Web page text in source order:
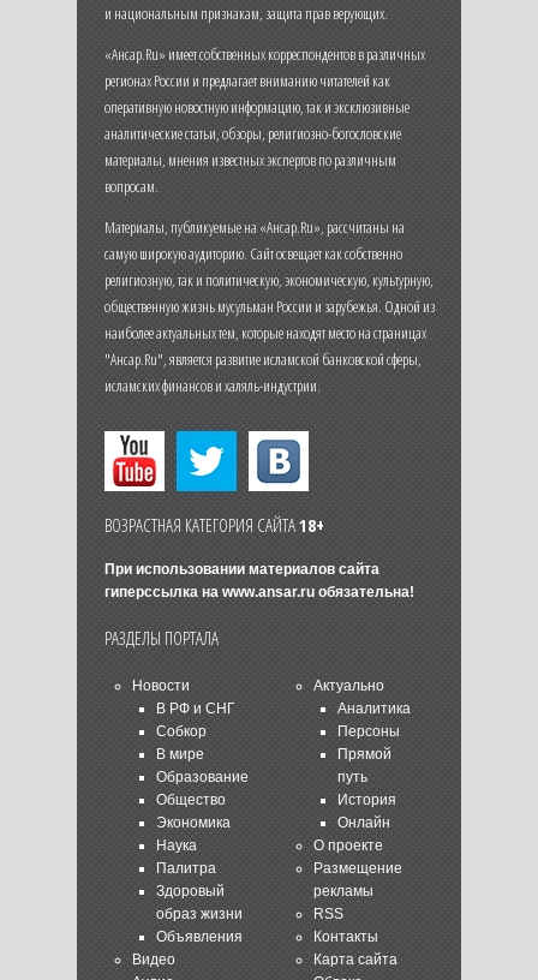
и национальным признакам, защита прав верующих.
«Ансар.Ru» имеет собственных корреспондентов в различных
регионах России и предлагает вниманию читателей как
оперативную новостную информацию, так и эксклюзивные
аналитические статьи, обзоры, религиозно-богословские
материалы, мнения известных экспертов по различным
вопросам.
Материалы, публикуемые на «Ансар.Ru», рассчитаны на
самую широкую аудиторию. Сайт освещает как собственно
религиозную, так и политическую, экономическую, культурную,
общественную жизнь мусульман России и зарубежья. Одной из
наиболее актуальных тем, которые находят место на страницах
"Ансар.Ru", является развитие исламской банковской сферы,
исламских финансов и халяль-индустрии.
ВОЗРАСТНАЯ КАТЕГОРИЯ САЙТА18+
При использовании материалов сайта
гиперссылка на www.ansar.ruобязательна!
РАЗДЕЛЫ ПОРТАЛА
Новости
В РФ и СНГ
Собкор
В мире
Образование
Общество
Экономика
Наука
Палитра
Здоровый
образ жизни
Объявления
Видео
Актуально
Аналитика
Персоны
Прямой
путь
История
Онлайн
О проекте
Размещение
рекламы
RSS
Контакты
Карта сайта